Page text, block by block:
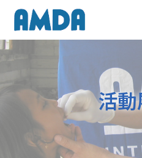
活